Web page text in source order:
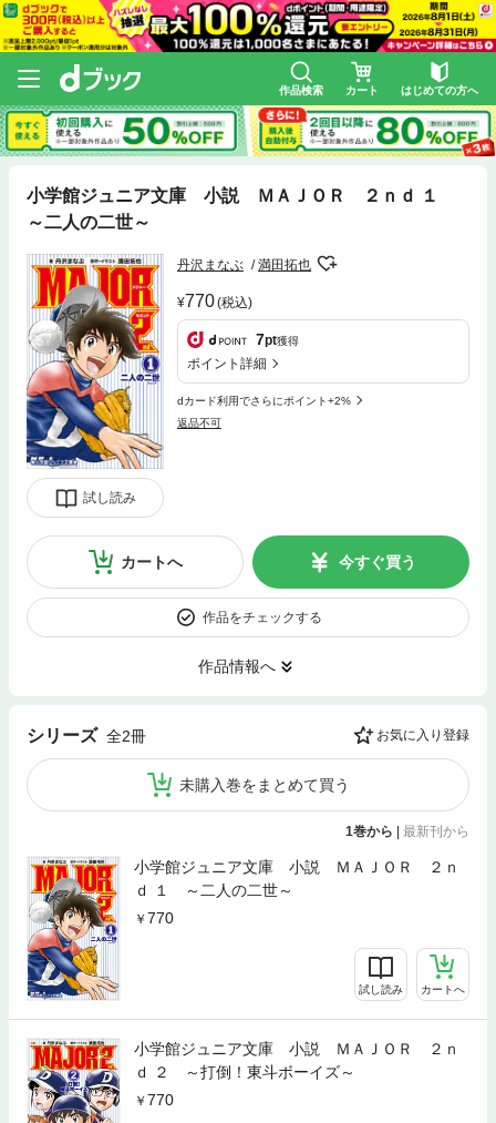
作品検索 カート はじめての方へ
小学館ジュニア文庫 小説 ＭＡＪＯＲ ２ｎｄ １
～二人の二世～
試し読み
丹沢まなぶ 満田拓也
770(税込)
7pt獲得
ポイント詳細
dカード利用でさらにポイント+2%
返品不可
カートへ 今すぐ買う
作品をチェックする
作品情報へ
シリーズ 全2冊 お気に入り登録
未購入巻をまとめて買う
1巻から | 最新刊から
小学館ジュニア文庫 小説 ＭＡＪＯＲ ２ｎ
ｄ １ ～二人の二世～
770
試し読み カートへ
小学館ジュニア文庫 小説 ＭＡＪＯＲ ２ｎ
ｄ ２ ～打倒！東斗ボーイズ～
770